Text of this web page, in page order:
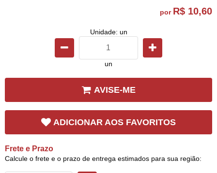
por R$ 10,60
Unidade: un
un
AVISE-ME
ADICIONAR AOS FAVORITOS
Frete e Prazo
Calcule o frete e o prazo de entrega estimados para sua região: